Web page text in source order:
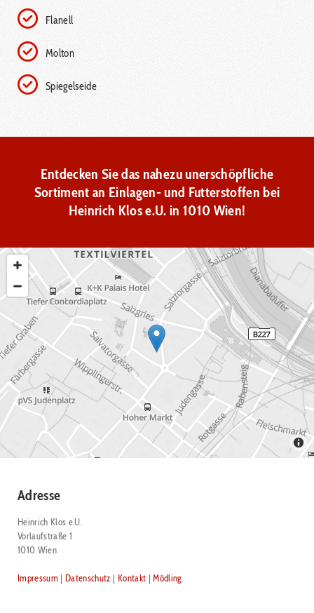
Flanell
Molton
Spiegelseide
Entdecken Sie das nahezu unerschöpfliche
Sortiment an Einlagen- und Futterstoffen bei
Heinrich Klos e.U. in 1010 Wien!
Adresse
Heinrich Klos e.U.
Vorlaufstraße 1
1010 Wien
Impressum |Datenschutz | Kontakt |Mödling